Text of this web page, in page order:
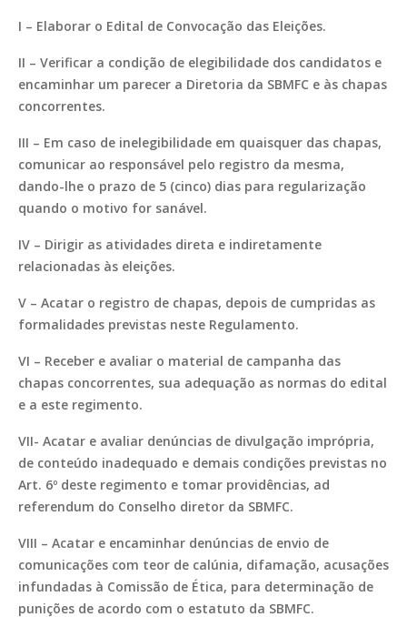
I – Elaborar o Edital de Convocação das Eleições.
II – Verificar a condição de elegibilidade dos candidatos e
encaminhar um parecer a Diretoria da SBMFC e às chapas
concorrentes.
III – Em caso de inelegibilidade em quaisquer das chapas,
comunicar ao responsável pelo registro da mesma,
dando-lhe o prazo de 5 (cinco) dias para regularização
quando o motivo for sanável.
IV – Dirigir as atividades direta e indiretamente
relacionadas às eleições.
V – Acatar o registro de chapas, depois de cumpridas as
formalidades previstas neste Regulamento.
VI – Receber e avaliar o material de campanha das
chapas concorrentes, sua adequação as normas do edital
e a este regimento.
VII- Acatar e avaliar denúncias de divulgação imprópria,
de conteúdo inadequado e demais condições previstas no
Art. 6º deste regimento e tomar providências, ad
referendum do Conselho diretor da SBMFC.
VIII – Acatar e encaminhar denúncias de envio de
comunicações com teor de calúnia, difamação, acusações
infundadas à Comissão de Ética, para determinação de
punições de acordo com o estatuto da SBMFC.